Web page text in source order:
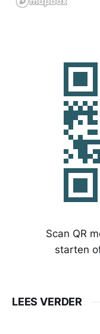
Scan QR
starten
LEES VERDER